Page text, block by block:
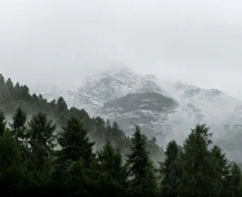
telah merilis pembaruan keamanan pada